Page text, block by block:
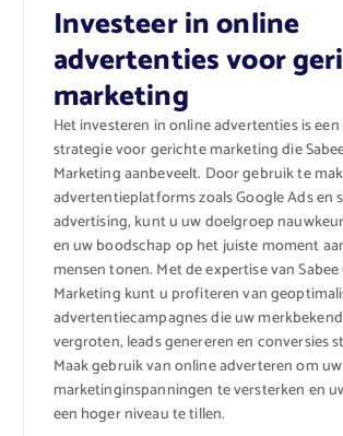
Investeer in online
advertenties voor
marketing
Het investeren in online advertenties is
strategie voor gerichte marketing die
Marketing aanbeveelt. Door gebruik te
advertentieplatforms zoals Google Ads en
advertising, kunt u uw doelgroep
en uw boodschap op het juiste moment
mensen tonen. Met de expertise van
Marketing kunt u profiteren van
advertentiecampagnes die uw
vergroten, leads genereren en conversies
Maak gebruik van online adverteren om uw
marketinginspanningen te versterken en
een hoger niveau te tillen.